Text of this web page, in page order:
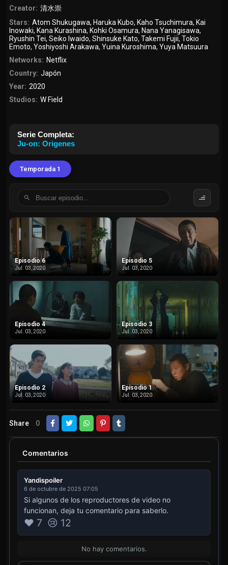
Creator: 清水崇
Stars: Atom Shukugawa, Haruka Kubo, Kaho Tsuchimura, Kai
Inowaki, Kana Kurashina, Kohki Osamura, Nana Yanagisawa,
Ryushin Tei,Seiko Iwaido,Shinsuke Kato,Takemi Fujii,Tokio
Emoto,Yoshiyoshi Arakawa,Yuina Kuroshima,Yuya Matsuura
Networks: Netflix
Country: Japón
Year: 2020
Studios: W Field
Serie Completa:
Ju-on: Origenes
Temporada 1
Episodio 6
Jul. 03, 2020
Episodio 5
Jul. 03, 2020
Episodio 4
Jul. 03, 2020
Episodio 3
Jul. 03, 2020
Episodio 2
Jul. 03, 2020
Episodio 1
Jul. 03, 2020
Share 0
Comentarios
Yandispoiler
6 de octubre de 2025 07:05
Si algunos de los reproductores de video no
funcionan, deja tu comentario para saberlo.
❤️ 7 😢 12
No hay comentarios.